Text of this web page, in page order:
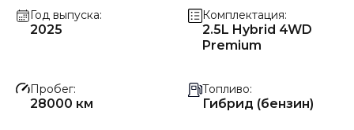
Год выпуска
2025
Комплектация
2.5L Hybrid 4WD
Premium
Пробег
28000 км
Топливо
Гибрид (бензин)